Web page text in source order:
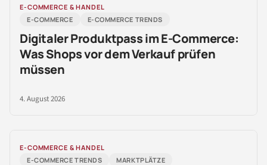
E-COMMERCE & HANDEL
E-COMMERCE
E-COMMERCE TRENDS
Digitaler Produktpass im E-Commerce:
Was Shops vor dem Verkauf prüfen
müssen
4. August 2026
E-COMMERCE & HANDEL
E-COMMERCE TRENDS
MARKTPLÄTZE